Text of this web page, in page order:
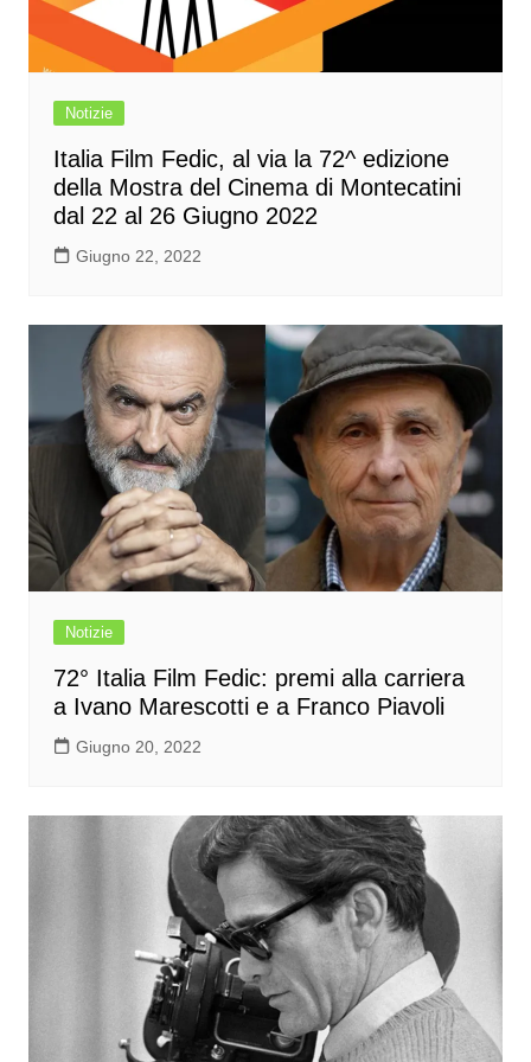
Notizie
Italia Film Fedic, al via la 72^ edizione
della Mostra del Cinema di Montecatini
dal 22 al 26 Giugno 2022
Giugno 22, 2022
Notizie
72° Italia Film Fedic: premi alla carriera
a Ivano Marescotti e a Franco Piavoli
Giugno 20, 2022